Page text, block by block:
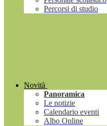
Percorsi di studio
Novità
Panoramica
Le notizie
Calendario eventi
Albo Online